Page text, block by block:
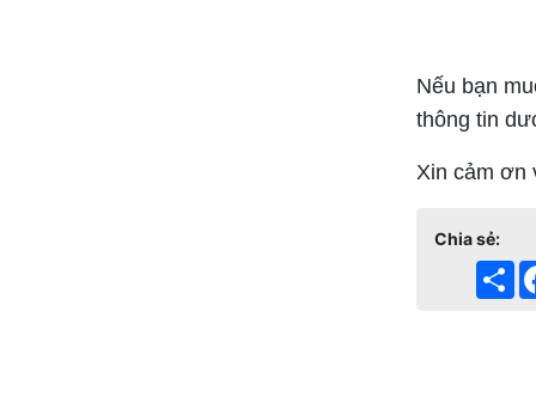
Nếu bạn
thông tin
Xin cảm ơn
Chia sẻ: